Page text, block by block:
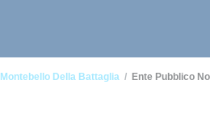
Montebello Della Battaglia Ente Pubblico